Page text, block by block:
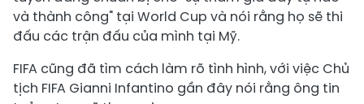
và thành công" tại World Cup và nói rằng họ sẽ thi
đấu các trận đấu của mình tại Mỹ.
FIFA cũng đã tìm cách làm rõ tình hình, với việc Chủ
tịch FIFA Gianni Infantino gần đây nói rằng ông tin